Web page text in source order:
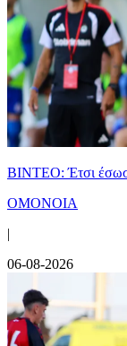
ΒΙΝΤΕΟ: Έτσι
ΟΜΟΝΟΙΑ
|
06-08-2026